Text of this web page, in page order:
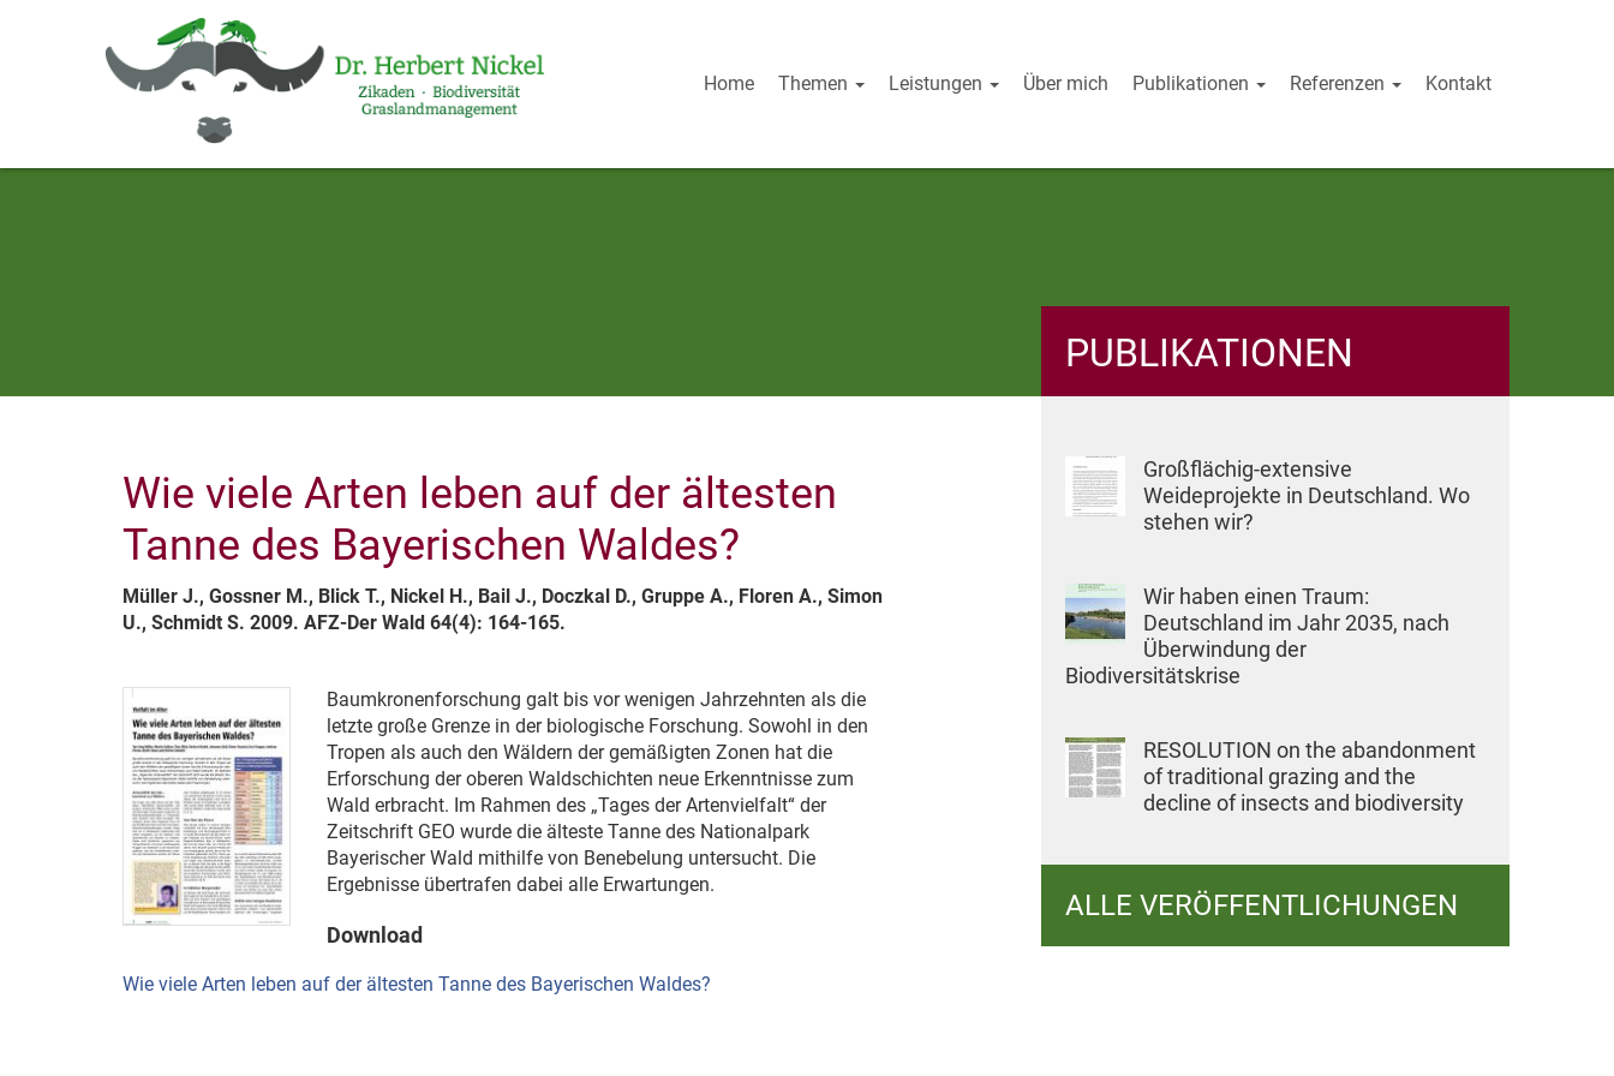
Home Themen Leistungen Über mich Publikationen Referenzen Kontakt
Wie viele Arten leben auf der ältesten
Tanne des Bayerischen Waldes?
Müller J., Gossner M., Blick T., Nickel H., Bail J., Doczkal D., Gruppe A., Floren A., Simon
U., Schmidt S. 2009. AFZ-Der Wald 64(4): 164-165.
Baumkronenforschung galt bis vor wenigen Jahrzehnten als die
letzte große Grenze in der biologische Forschung. Sowohl in den
Tropen als auch den Wäldern der gemäßigten Zonen hat die
Erforschung der oberen Waldschichten neue Erkenntnisse zum
Wald erbracht. Im Rahmen des „Tages der Artenvielfalt“ der
Zeitschrift GEO wurde die älteste Tanne des Nationalpark
Bayerischer Wald mithilfe von Benebelung untersucht. Die
Ergebnisse übertrafen dabei alle Erwartungen.
Download
Wie viele Arten leben auf der ältesten Tanne des Bayerischen Waldes?
PUBLIKATIONEN
Großflächig-extensive
Weideprojekte in Deutschland. Wo
stehen wir?
Wir haben einen Traum:
Deutschland im Jahr 2035, nach
Überwindung der
Biodiversitätskrise
RESOLUTION on the abandonment
of traditional grazing and the
decline of insects and biodiversity
ALLE VERÖFFENTLICHUNGEN